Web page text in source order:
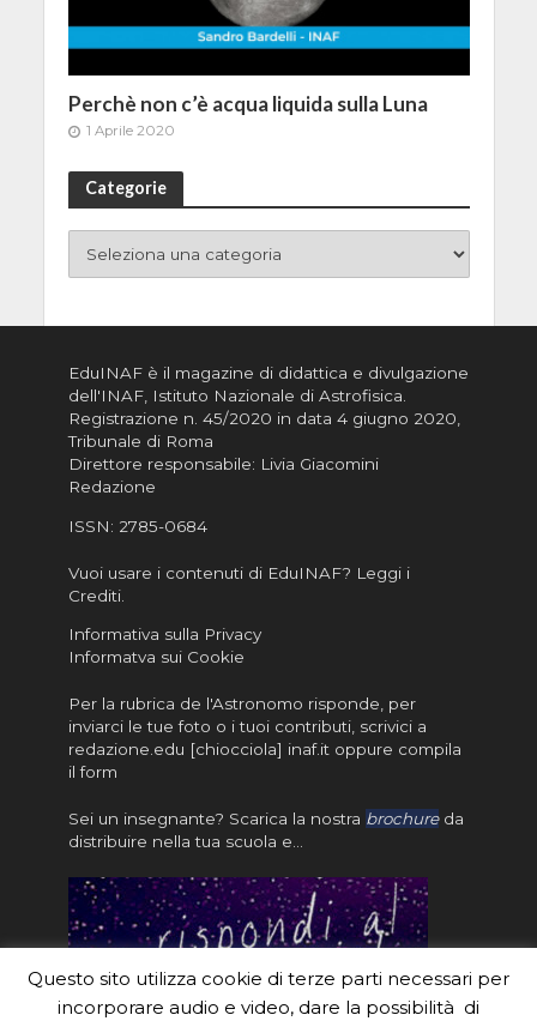
Perchè non c’è acqua liquida sulla Luna
1 Aprile 2020
Categorie
EduINAF è il magazine di didattica e divulgazione
dell'INAF, Istituto Nazionale di Astrofisica.
Registrazione n. 45/2020 in data 4 giugno 2020,
Tribunale di Roma
Direttore responsabile: Livia Giacomini
Redazione
ISSN: 2785-0684
Vuoi usare i contenuti di EduINAF? Leggi i
Crediti.
Informativa sulla Privacy
Informatva sui Cookie
Per la rubrica de l'Astronomo risponde, per
inviarci le tue foto o i tuoi contributi, scrivici a
redazione.edu [chiocciola] inaf.it oppure compila
il form
Sei un insegnante? Scarica la nostra brochureda
distribuire nella tua scuola e…
Questo sito utilizza cookie di terze parti necessari per
incorporare audio e video, dare la possibilità di